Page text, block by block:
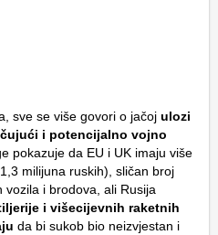
sve se više govori o jačoj ulozi
i potencijalno vojno
pokazuje da EU i UK imaju više
milijuna ruskih), sličan broj
vozila i brodova, ali Rusija
i višecijevnih raketnih
da bi sukob bio neizvjestan i